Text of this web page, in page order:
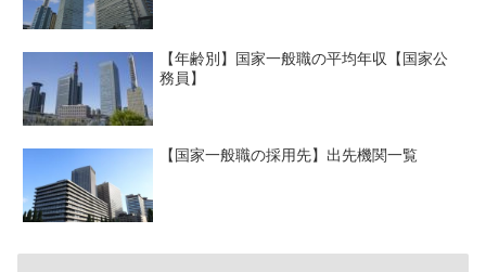
【年齢別】国家一般職の平均年収【国家公
務員】
【国家一般職の採用先】出先機関一覧